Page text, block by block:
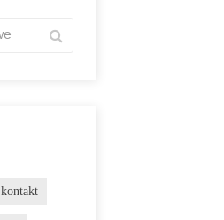
kontakt